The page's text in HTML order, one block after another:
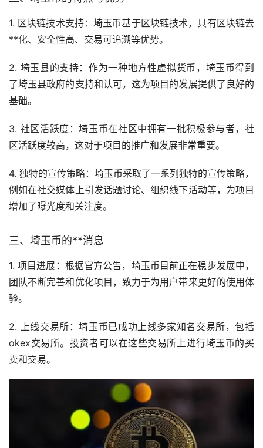
1. 区块链技术支持：埼玉币基于区块链技术，具有区块链去
**化、安全性高、交易可追溯等优势。
2. 埼玉县的支持：作为一种地方性虚拟货币，埼玉币得到
了埼玉县政府的支持和认可，这为项目的发展提供了良好的
基础。
3. 社区活跃度：埼玉币在社区中拥有一批积极参与者，社
区活跃度较高，这对于项目的推广和发展非常重要。
4. 独特的宣传策略：埼玉币采取了一系列独特的宣传策略，
例如在社交媒体上引发话题讨论、组织线下活动等，为项目
增加了曝光度和关注度。
三、埼玉币的**消息
1. 项目进展：根据官方公告，埼玉币目前正在稳步发展中，
团队不断完善和优化项目，致力于为用户带来更好的使用体
验。
2. 上线交易所 ：埼玉币已成功上线多家知名交易所，包括
okex交易所。投资者可以在这些交易所上进行埼玉币的买
卖和交易。